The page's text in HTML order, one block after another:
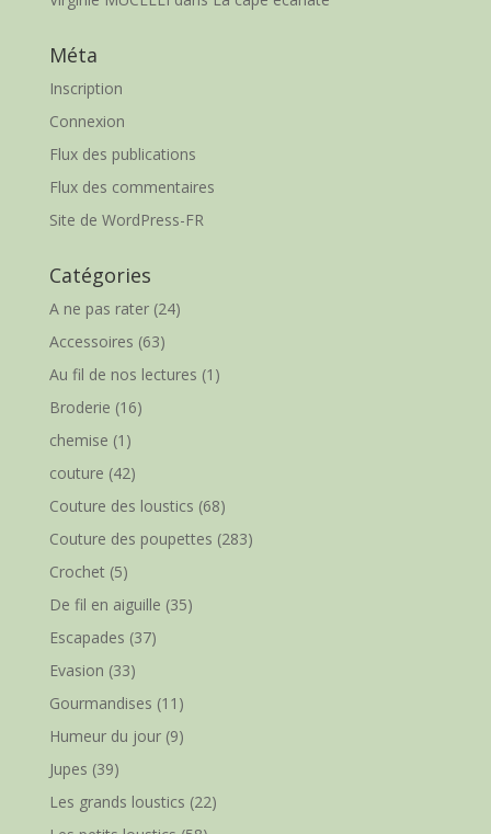
Méta
Inscription
Connexion
Flux des publications
Flux des commentaires
Site de WordPress-FR
Catégories
A ne pas rater(24)
Accessoires (63)
Au fil de nos lectures (1)
Broderie (16)
chemise (1)
couture (42)
Couture des loustics (68)
Couture des poupettes (283)
Crochet(5)
De fil en aiguille (35)
Escapades (37)
Evasion (33)
Gourmandises (11)
Humeur du jour(9)
Jupes (39)
Les grands loustics (22)